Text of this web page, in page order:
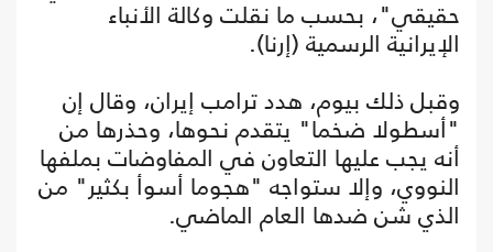
حقيقي"، بحسب ما نقلت وكالة الأنباء
الإيرانية الرسمية (إرنا).
وقبل ذلك بيوم، هدد ترامب إيران، وقال إن
"أسطولا ضخما" يتقدم نحوها، وحذرها من
أنه يجب عليها التعاون في المفاوضات بملفها
النووي، وإلا ستواجه "هجوما أسوأ بكثير" من
الذي شن ضدها العام الماضي.